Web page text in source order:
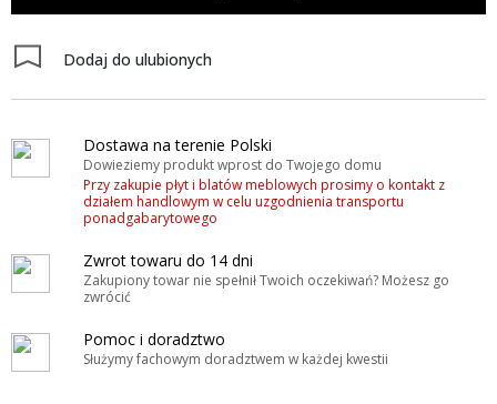
Dodaj do ulubionych
Dostawa na terenie Polski
Dowieziemy produkt wprost do Twojego domu
Przy zakupie płyt i blatów meblowych prosimy o kontakt z
działem handlowym w celu uzgodnienia transportu
ponadgabarytowego
Zwrot towaru do 14 dni
Zakupiony towar nie spełnił Twoich oczekiwań? Możesz go
zwrócić
Pomoc i doradztwo
Służymy fachowym doradztwem w każdej kwestii